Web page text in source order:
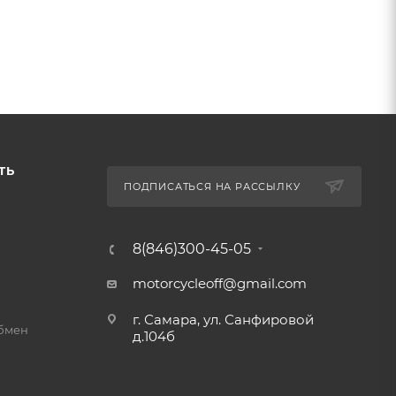
ПОДПИСАТЬСЯ НА РАССЫЛКУ
8(846)300-45-05
motorcycleoff@gmail.com
г. Самара, ул. Санфировой
д.104б